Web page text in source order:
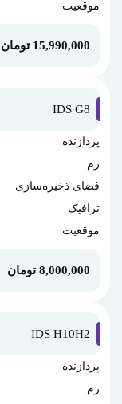
موقعیت
15,990,000 تومان
IDS G8
پردازنده
رم
فضای ذخیره‌سازی
ترافیک
موقعیت
8,000,000 تومان
IDS H10H2
پردازنده
رم